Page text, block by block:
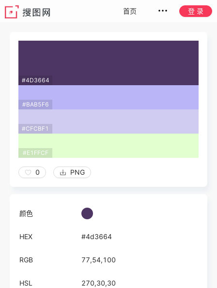
首页 登 录
#4D3664
#BAB5F6
#CFCBF1
#E1FFCF
0 PNG
颜色
HEX #4d3664
RGB 77,54,100
HSL 270,30,30